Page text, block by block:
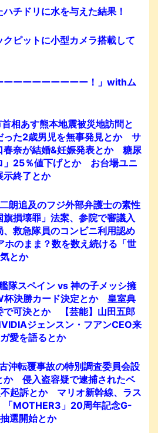
チドリに水を与えた結果！
ピットに小型カメラ搭載して
ーーーーーーーーー！」withム
あす熊本地震被災地訪問と
た2歳男児を無事発見とか サ
春奈が結婚&妊娠発表とか 糖尿
」25％値下げとか お台場ユニ
示終了とか
追及のフジ外部弁護士の素性
損壊罪」法案、参院で審議入
救急隊員のコンビニ利用認め
のまま？数を数え続ける「世
とか
スペイン vs 神の子メッシ擁
杯決勝カード決定とか 皇室典
で可決とか 【芸能】山田五郎
ジェンスン・フアンCEO来
愛を語るとか
転覆事故の特別調査委員会設
か 侵入盗容疑で逮捕されたベ
不起訴とか マリオ新幹線、ラス
MOTHER3」20周年記念G-
選開始とか